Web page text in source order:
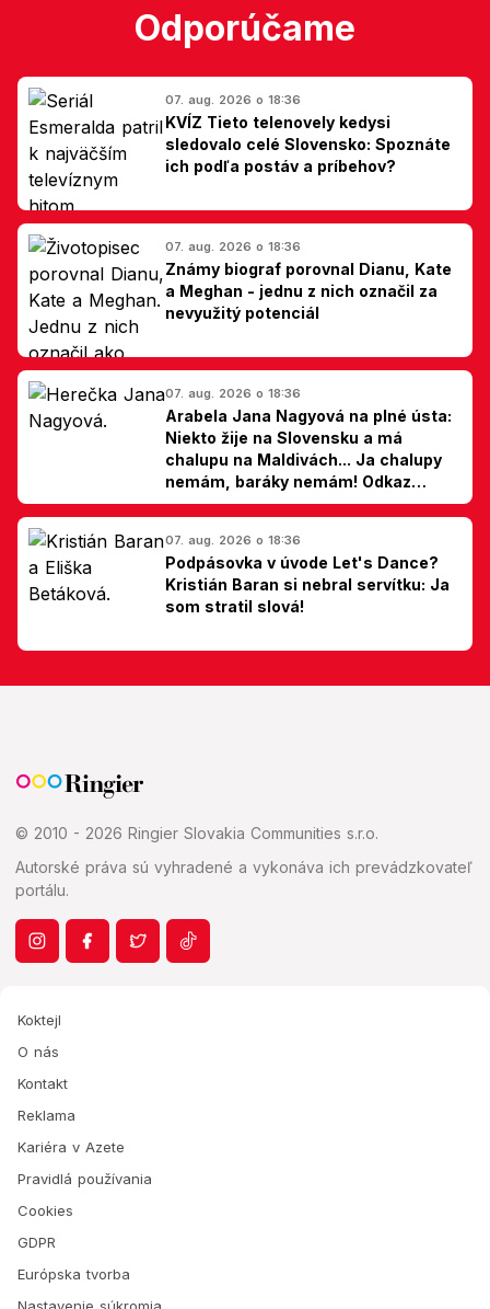
Odporúčame
07. aug. 2026 o 18:36
KVÍZ Tieto telenovely kedysi
sledovalo celé Slovensko: Spoznáte
ich podľa postáv a príbehov?
07. aug. 2026 o 18:36
Známy biograf porovnal Dianu, Kate
a Meghan - jednu z nich označil za
nevyužitý potenciál
07. aug. 2026 o 18:36
Arabela Jana Nagyová na plné ústa:
Niekto žije na Slovensku a má
chalupu na Maldivách... Ja chalupy
nemám, baráky nemám! Odkaz
Slovákom
07. aug. 2026 o 18:36
Podpásovka v úvode Let's Dance?
Kristián Baran si nebral servítku: Ja
som stratil slová!
© 2010 - 2026 Ringier Slovakia Communities s.r.o.
Autorské práva sú vyhradené a vykonáva ich prevádzkovateľ
portálu.
Koktejl
O nás
Kontakt
Reklama
Kariéra v Azete
Pravidlá používania
Cookies
GDPR
Európska tvorba